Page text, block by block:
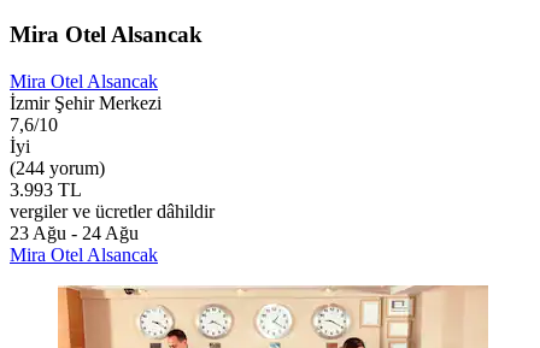
Mira Otel Alsancak
Mira Otel Alsancak
İzmir Şehir Merkezi
7,6/10
İyi
(244 yorum)
3.993 TL
vergiler ve ücretler dâhildir
23 Ağu - 24 Ağu
Mira Otel Alsancak